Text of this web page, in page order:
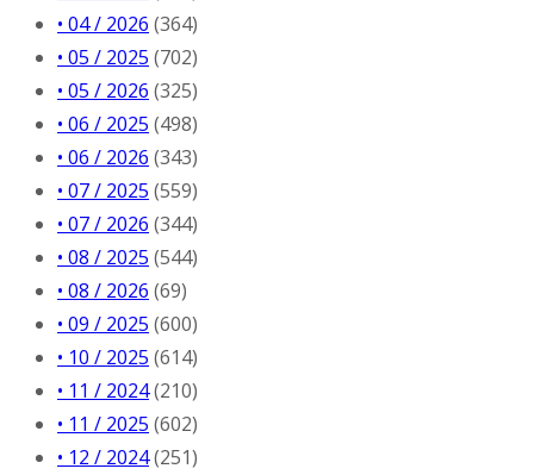
• 04 / 2026 (364)
• 05 / 2025 (702)
• 05 / 2026 (325)
• 06 / 2025 (498)
• 06 / 2026 (343)
• 07 / 2025 (559)
• 07 / 2026 (344)
• 08 / 2025 (544)
• 08 / 2026 (69)
• 09 / 2025 (600)
• 10 / 2025 (614)
• 11 / 2024(210)
• 11 / 2025 (602)
• 12 / 2024(251)